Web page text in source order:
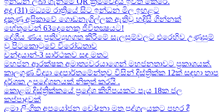
අද (31) මධ්‍යම රාත්‍රියේ සිට ඉන්ධන මිල ඉහළට
දකුණු අප්‍රිකාවේ ගොඩනැගිල්ලක ඇතිවූ හදිසි ගින්නක්
හේතුවෙන් 63දෙනෙකු ජීවිතක්‍ෂයට​!
දේශීය​ ණය ප්‍රතිව්‍යුහගත කිරීමේ සැලසුම්වලට එරෙහිව උණුසුම්
වූ පිටකොටුවේ විරෝධතාව
චන්ද්‍රයාන්-3 සාර්ථකව සඳ මතට​
මහජන ආරක්ෂක අමාත්‍යවරයාගෙන් මහජනතාවට ප්‍රකාශයක්.
කාලගුණ විද්‍යා දෙපාර්තමේන්තුව විසින් දිස්ත්‍රික්ක 12ක් සඳහා තාප
දර්ශක උපදේශනයක් නිකුත් කරයි .
කොළඹ දිස්ත්‍රික්කයේ ප්‍රදේශ කිහිපයකට පැය 18ක ජල
කප්පාදුවක්
ළමා ලිංගික අපයෝජන චෝදනා මත පුද්ගලයකුට පහර දී